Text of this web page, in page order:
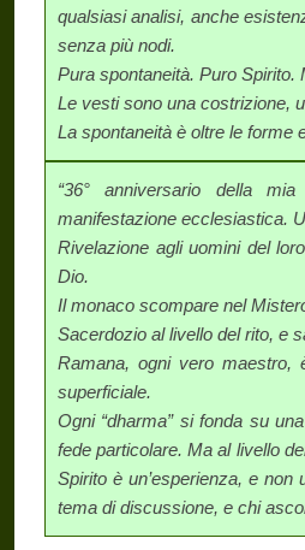
qualsiasi analisi, anche
senza più nodi.
Pura spontaneità. Puro Spirito.
Le vesti sono una costrizione,
La spontaneità è oltre le forme
“36° anniversario della
manifestazione ecclesiastica.
Rivelazione agli uomini del
Dio.
Il monaco scompare nel
Sacerdozio al livello del rito, e
Ramana, ogni vero maestro,
superficiale.
Ogni “dharma” si fonda su
fede particolare. Ma al livello
Spirito è un’esperienza, e
tema di discussione, e chi